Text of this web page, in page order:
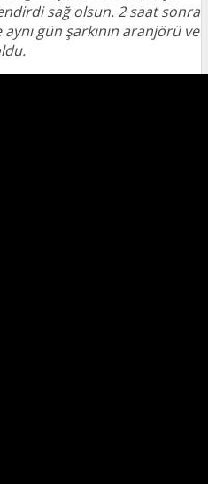
sağ olsun. 2 saat sonra
gün şarkının aranjörü ve